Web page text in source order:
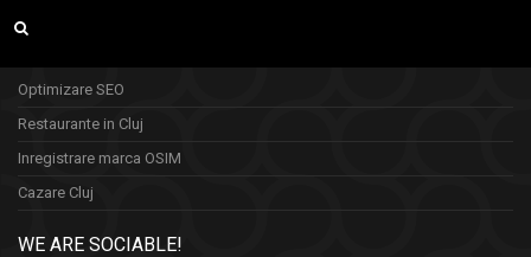
Optimizare SEO
Restaurante in Cluj
Inregistrare marca OSIM
Cazare Cluj
WE ARE SOCIABLE!